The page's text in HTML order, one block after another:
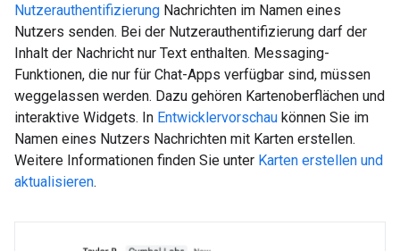
Nutzerauthentifizierung Nachrichten im Namen eines
Nutzers senden. Bei der Nutzerauthentifizierung darf der
Inhalt der Nachricht nur Text enthalten. Messaging-
Funktionen, die nur für Chat-Apps verfügbar sind, müssen
weggelassen werden. Dazu gehören Kartenoberflächen und
interaktive Widgets. In Entwicklervorschau können Sie im
Namen eines Nutzers Nachrichten mit Karten erstellen.
Weitere Informationen finden Sie unter Karten erstellen und
aktualisieren.